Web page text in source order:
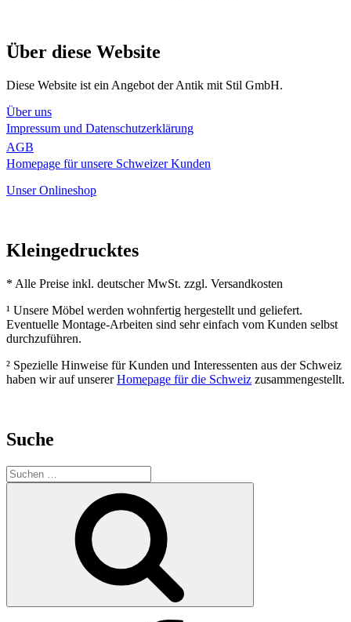
Über diese Website
Diese Website ist ein Angebot der Antik mit Stil GmbH.
Über uns
Impressum und Datenschutzerklärung
AGB
Homepage für unsere Schweizer Kunden
Unser Onlineshop
Kleingedrucktes
* Alle Preise inkl. deutscher MwSt. zzgl. Versandkosten
¹ Unsere Möbel werden wohnfertig hergestellt und geliefert.
Eventuelle Montage-Arbeiten sind sehr einfach vom Kunden selbst
durchzuführen.
² Spezielle Hinweise für Kunden und Interessenten aus der Schweiz
haben wir auf unsererHomepage für die Schweiz zusammengestellt.
Suche
Suchen
nach: